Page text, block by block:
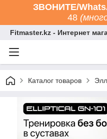
ЗВОНИТЕ/
48
Fitmaster.kz - Интернет
Каталог товаров